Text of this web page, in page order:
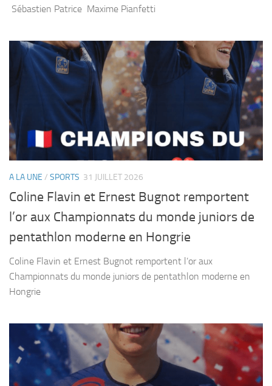
Sébastien Patrice Maxime Pianfetti
A LA UNE / SPORTS 31 JUILLET 2026
Coline Flavin et Ernest Bugnot remportent
l’or aux Championnats du monde juniors de
pentathlon moderne en Hongrie
Coline Flavin et Ernest Bugnot remportent l’or aux
Championnats du monde juniors de pentathlon moderne en
Hongrie